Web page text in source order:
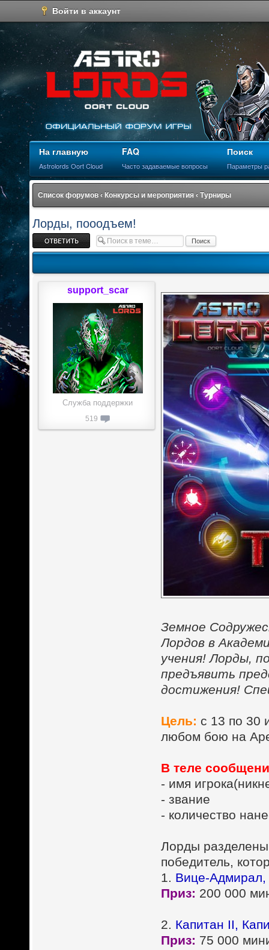
Войти в аккаунт
На главную
Astrolords Oort Cloud
FAQ
Часто задаваемые вопросы
Поиск
Параметры
Список форумов ‹ Конкурсы и мероприятия ‹ Турниры
Лорды, пооодъем!
Ответить
Земное
Лордов в
учения! Лорды,
предъявить
достижения!
Цель: с 13 по 30
любом бою на
В теле
- имя
- звание
- количество
Лорды разделены
победитель,
1. Вице-
Приз: 200 000
2. Капитан II,
Приз: 75 000
support_scar
Служба поддержки
519